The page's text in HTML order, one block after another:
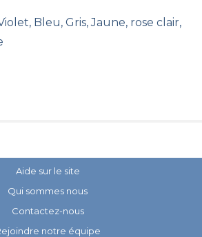
Bleu, Gris, Jaune, rose clair,
Aide sur le site
Qui sommes nous
Contactez-nous
notre équipe